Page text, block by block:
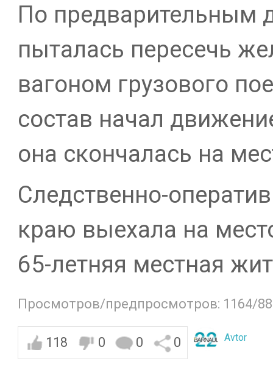
По предварительным
пыталась пересечь
вагоном грузового
состав начал
она скончалась на
Следственно-
краю выехала на
65-летняя местная
Просмотров/предпросмотров: 1164/
118 0 0 0 Avtor